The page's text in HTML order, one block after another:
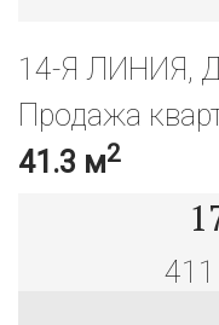
14-Я ЛИНИЯ,
Продажа
41.3 м2